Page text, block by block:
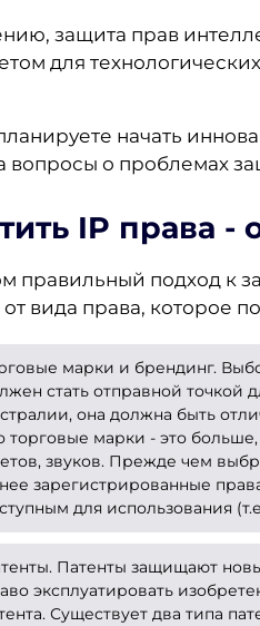
защита прав
для
начать
вопросы о проблемах
IP права -
правильный подход к
от вида права, которое
марки и брендинг.
стать отправной точкой
она должна быть
торговые марки - это
звуков. Прежде чем
зарегистрированные
для использования
Патенты защищают
эксплуатировать
Существует два типа